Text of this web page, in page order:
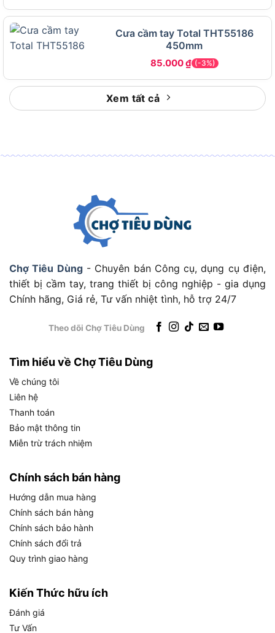
Tay cầm chống trượt: Bọc cao su hai màu, thiết
kế công thái học với độ cong phù hợp, mang lại
độ bám chắc, thoải mái ngay cả khi tay ra mồ
Thiết kế gọn nhẹ: Trọng lượng khoảng 0.4kg,
dễ mang theo, cất giữ hoặc treo tường, lý
gỉ sét, phù hợp sử dụng trong môi trường ẩm
Hiệu suất cắt tối ưu: Răng cưa 3 cạnh giúp cắt
nhanh, mịn, tiết kiệm sức và tạo đường cắt
thẩm mỹ trên gỗ và cành cây.
Thông số kỹ thuật chi tiết
Mã sản phẩm: THT55226.
Thương hiệu: Total.
Chiều dài lưỡi cưa: 550mm (22 inch).
Độ dày lưỡi cưa: 0.9mm.
Số răng cưa: 7 TPI (7 răng mỗi inch).
Chất liệu lưỡi cưa: Thép Mangan 65Mn, răng
cưa 3 cạnh, xử lý nhiệt.
Tay cầm: Cao su hai màu, chống trượt.
Phụ kiện đi kèm: Hướng dẫn sử dụng.
Bảo hành: 6 tháng.
Đặc biệt, lưỡi cưa được gia công tỉ mỉ, không sứt
mẻ khi cắt gỗ cứng, giúp duy trì hiệu suất ổn định.
Hãy cùng tìm hiểu cách sử dụng sản phẩm để đạt
Hướng dẫn sử dụng và bảo quản Cưa
tay Total THT55226 hiệu quả
Cưa cầm tay Total THT55186
450mm
85.000₫ (-3%)
Xem tất cả
Chợ Tiêu Dùng- Chuyên bán Công cụ, dụng cụ điện,
thiết bị cầm tay, trang thiết bị công nghiệp - gia dụng
Chính hãng, Giá rẻ, Tư vấn nhiệt tình, hỗ trợ 24/7
Theo dõi Chợ Tiêu Dùng
Tìm hiểu về Chợ Tiêu Dùng
Về chúng tôi
Liên hệ
Thanh toán
Bảo mật thông tin
Miễn trừ trách nhiệm
Chính sách bán hàng
Hướng dẫn mua hàng
Chính sách bán hàng
Chính sách bảo hành
Chính sách đổi trả
Quy trình giao hàng
Kiến Thức hữu ích
Đánh giá
Tư Vấn